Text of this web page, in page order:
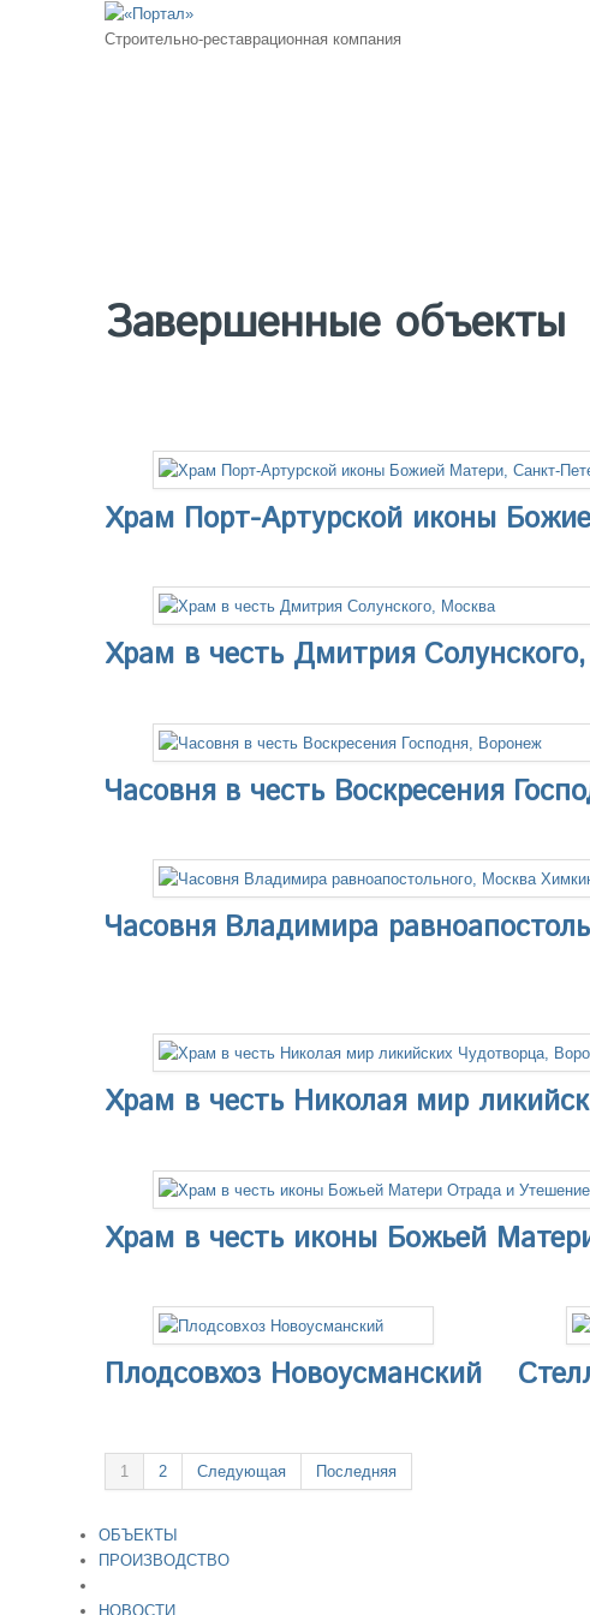
Строительно-реставрационная компания
Завершенные объекты
Храм Порт-Артурской иконы
Храм в честь Дмитрия
Часовня в честь Воскресения
Часовня Владимира
Храм в честь Николая мир
Храм в честь иконы Божьей
Плодсовхоз Новоусманский
1 2 Следующая Последняя
ОБЪЕКТЫ
ПРОИЗВОДСТВО
НОВОСТИ